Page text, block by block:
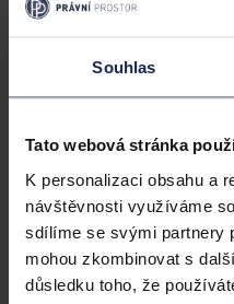
Souhlas
Tato webová stránka
K personalizaci obsahu a
návštěvnosti využíváme
sdílíme se svými partnery
mohou zkombinovat s
důsledku toho, že